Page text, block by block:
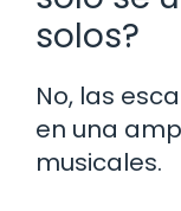
solos?
No, las
en una
musicales.